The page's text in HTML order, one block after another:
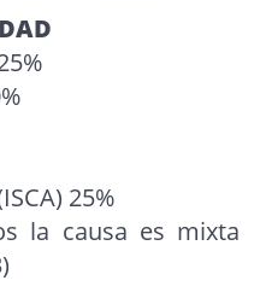
25%
la causa es mixta